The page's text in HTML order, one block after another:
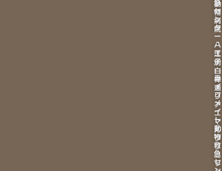
動
物
病
院
－
江
別
白
樺
通
り
ア
ニ
マ
ル
ク
リ
ニ
ッ
セ
ン
タ
ー
八
王
子
ラ
イ
フ
メ
イ
ト
動
物
救
急
セ